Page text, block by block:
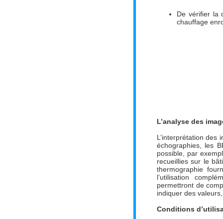
De vérifier la
chauffage
L’analyse des
L’interprétation des
échographies, les
possible, par
recueillies sur le
thermographie
l’utilisation
permettront de
indiquer des
Conditions